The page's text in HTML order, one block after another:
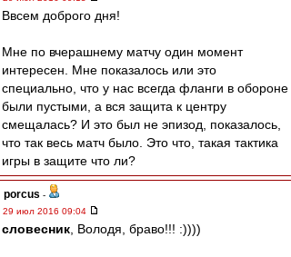
Ввсем доброго дня!
Мне по вчерашнему матчу один момент
интересен. Мне показалось или это
специально, что у нас всегда фланги в обороне
были пустыми, а вся защита к центру
смещалась? И это был не эпизод, показалось,
что так весь матч было. Это что, такая тактика
игры в защите что ли?
porcus -
29 июл 2016 09:04
словесник , Володя, браво!!! :))))